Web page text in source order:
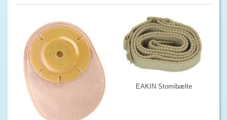
EAKIN Stomibælte